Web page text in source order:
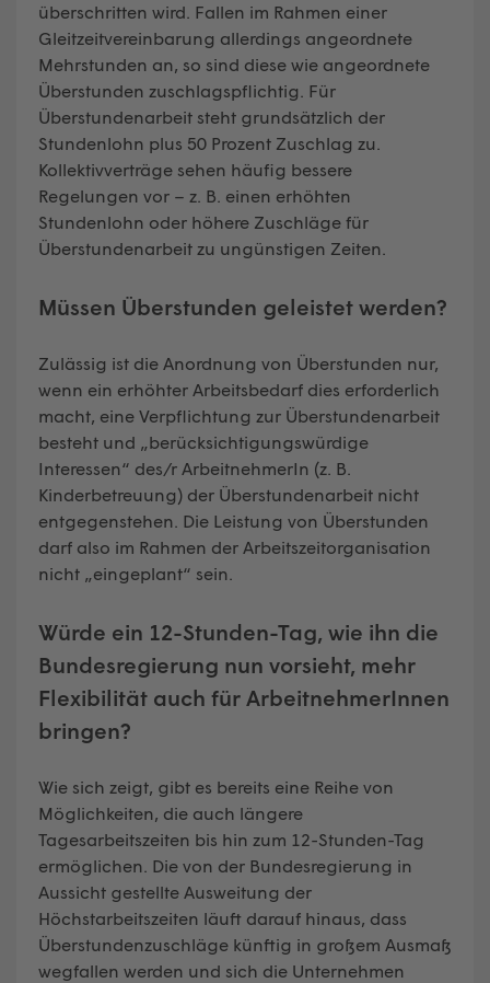
überschritten wird. Fallen im Rahmen einer
Gleitzeitvereinbarung allerdings angeordnete
Mehrstunden an, so sind diese wie angeordnete
Überstunden zuschlagspflichtig. Für
Überstundenarbeit steht grundsätzlich der
Stundenlohn plus 50 Prozent Zuschlag zu.
Kollektivverträge sehen häufig bessere
Regelungen vor – z. B. einen erhöhten
Stundenlohn oder höhere Zuschläge für
Überstundenarbeit zu ungünstigen Zeiten.
Müssen Überstunden geleistet werden?
Zulässig ist die Anordnung von Überstunden nur,
wenn ein erhöhter Arbeitsbedarf dies erforderlich
macht, eine Verpflichtung zur Überstundenarbeit
besteht und „berücksichtigungswürdige
Interessen“ des/r ArbeitnehmerIn (z. B.
Kinderbetreuung) der Überstundenarbeit nicht
entgegenstehen. Die Leistung von Überstunden
darf also im Rahmen der Arbeitszeitorganisation
nicht „eingeplant“ sein.
Würde ein 12-Stunden-Tag, wie ihn die
Bundesregierung nun vorsieht, mehr
Flexibilität auch für ArbeitnehmerInnen
bringen?
Wie sich zeigt, gibt es bereits eine Reihe von
Möglichkeiten, die auch längere
Tagesarbeitszeiten bis hin zum 12-Stunden-Tag
ermöglichen. Die von der Bundesregierung in
Aussicht gestellte Ausweitung der
Höchstarbeitszeiten läuft darauf hinaus, dass
Überstundenzuschläge künftig in großem Ausmaß
wegfallen werden und sich die Unternehmen